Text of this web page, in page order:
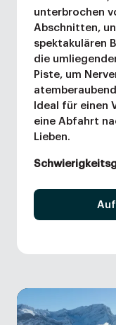
unterbrochen
Abschnitten,
spektakulären
die
Piste, um
Ideal für einen
eine Abfahrt
Lieben.